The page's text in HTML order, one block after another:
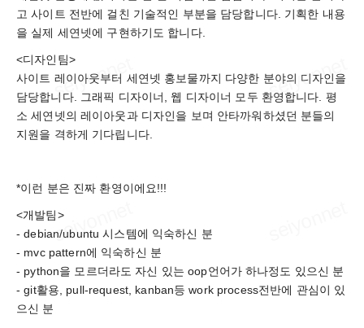
고 사이트 전반에 걸친 기술적인 부분을 담당합니다. 기획한 내용
을 실제 세연넷에 구현하기도 합니다.
<디자인팀>
사이트 레이아웃부터 세연넷 홍보물까지 다양한 분야의 디자인을
담당합니다. 그래픽 디자이너, 웹 디자이너 모두 환영합니다. 평
소 세연넷의 레이아웃과 디자인을 보며 안타까워하셨던 분들의
지원을 격하게 기다립니다.
*이런 분은 진짜 환영이에요!!!
<개발팀>
- debian/ubuntu 시스템에 익숙하신 분
- mvc pattern에 익숙하신 분
- python을 모르더라도 자신 있는 oop언어가 하나정도 있으신 분
- git활용, pull-request, kanban등 work process전반에 관심이 있
으신 분